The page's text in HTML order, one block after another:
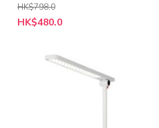
HK$798.0
特
殊
HK$480.0